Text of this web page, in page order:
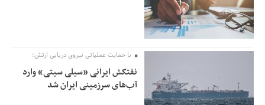
با حمایت عملیاتی نیروی دریایی ارتش؛
نفتکش ایرانی «سیلی سیتی» وارد
آب‌های سرزمینی ایران شد